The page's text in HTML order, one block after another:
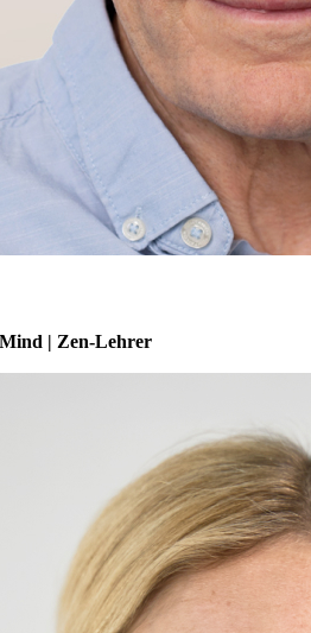
| Zen-Lehrer